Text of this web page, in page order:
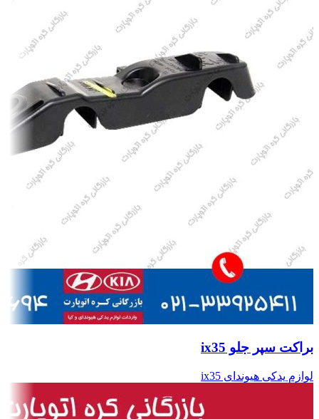
براکت سپر جلو ix35
لوازم یدکی هیوندای ix35